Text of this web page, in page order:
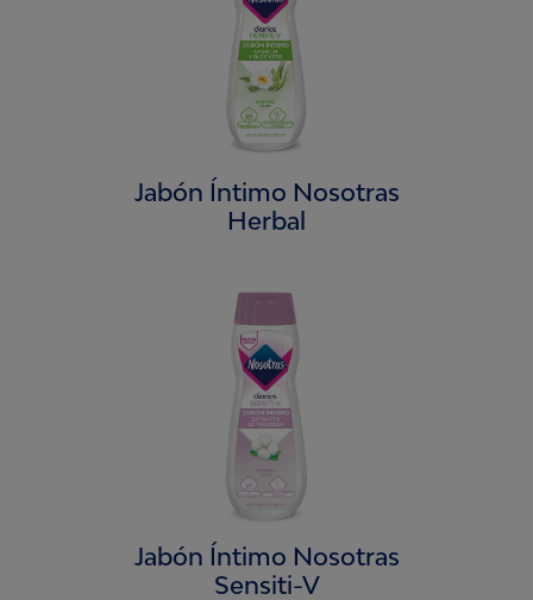
Jabón Íntimo Nosotras
Herbal
Jabón Íntimo Nosotras
Sensiti-V